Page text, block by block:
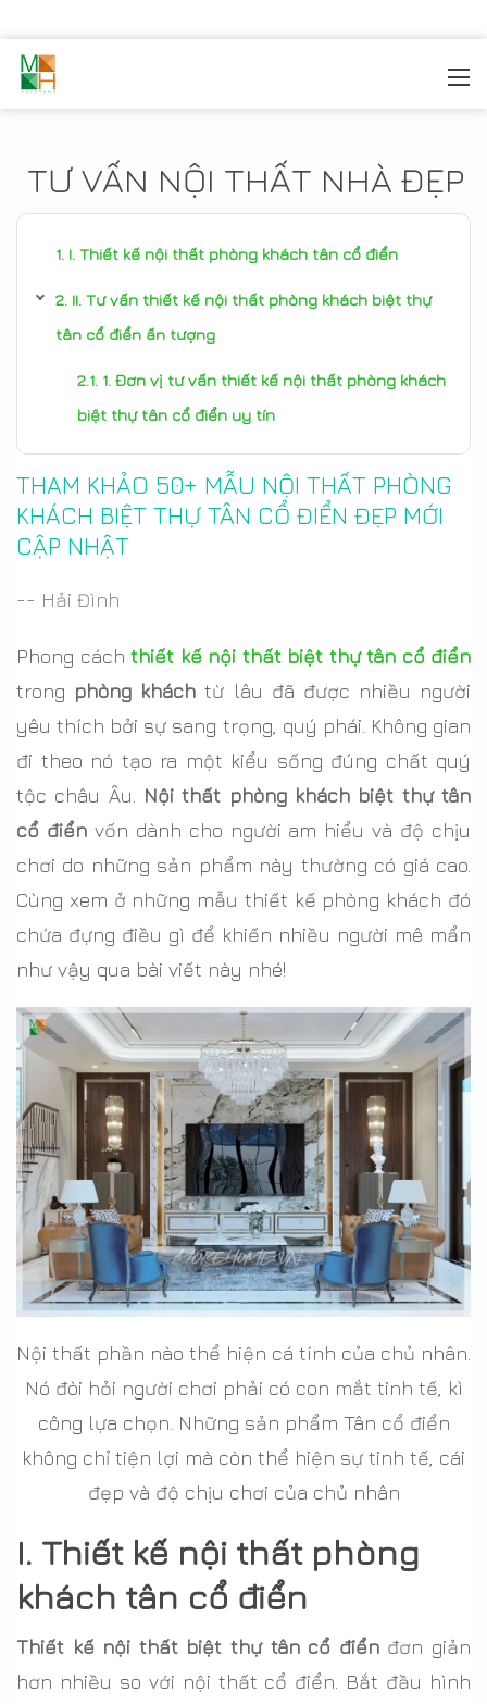
TƯ VẤN NỘI THẤT NHÀ ĐẸP
I. Thiết kế nội thất phòng khách tân cổ điển
II. Tư vấn thiết kế nội thất phòng khách biệt thự
tân cổ điển ấn tượng
1. Đơn vị tư vấn thiết kế nội thất phòng khách
biệt thự tân cổ điển uy tín
THAM KHẢO 50+ MẪU NỘI THẤT PHÒNG
KHÁCH BIỆT THỰ TÂN CỔ ĐIỂN ĐẸP MỚI
CẬP NHẬT
-- Hải Đình
Phong cách thiết kế nội thất biệt thự tân cổ điển
trong phòng khách từ lâu đã được nhiều người
yêu thích bởi sự sang trọng, quý phái. Không gian
đi theo nó tạo ra một kiểu sống đúng chất quý
tộc châu Âu. Nội thất phòng khách biệt thự tân
cổ điểnvốn dành cho người am hiểu và độ chịu
chơi do những sản phẩm này thường có giá cao.
Cùng xem ở những mẫu thiết kế phòng khách đó
chứa đựng điều gì để khiến nhiều người mê mẩn
như vậy qua bài viết này nhé!
Nội thất phần nào thể hiện cá tính của chủ nhân.
Nó đòi hỏi người chơi phải có con mắt tinh tế, kì
công lựa chọn. Những sản phẩm Tân cổ điển
không chỉ tiện lợi mà còn thể hiện sự tinh tế, cái
đẹp và độ chịu chơi của chủ nhân
I. Thiết kế nội thất phòng
khách tân cổ điển
Thiết kế nội thất biệt thự tân cổ điểnđơn giản
hơn nhiều so với nội thất cổ điển. Bắt đầu hình